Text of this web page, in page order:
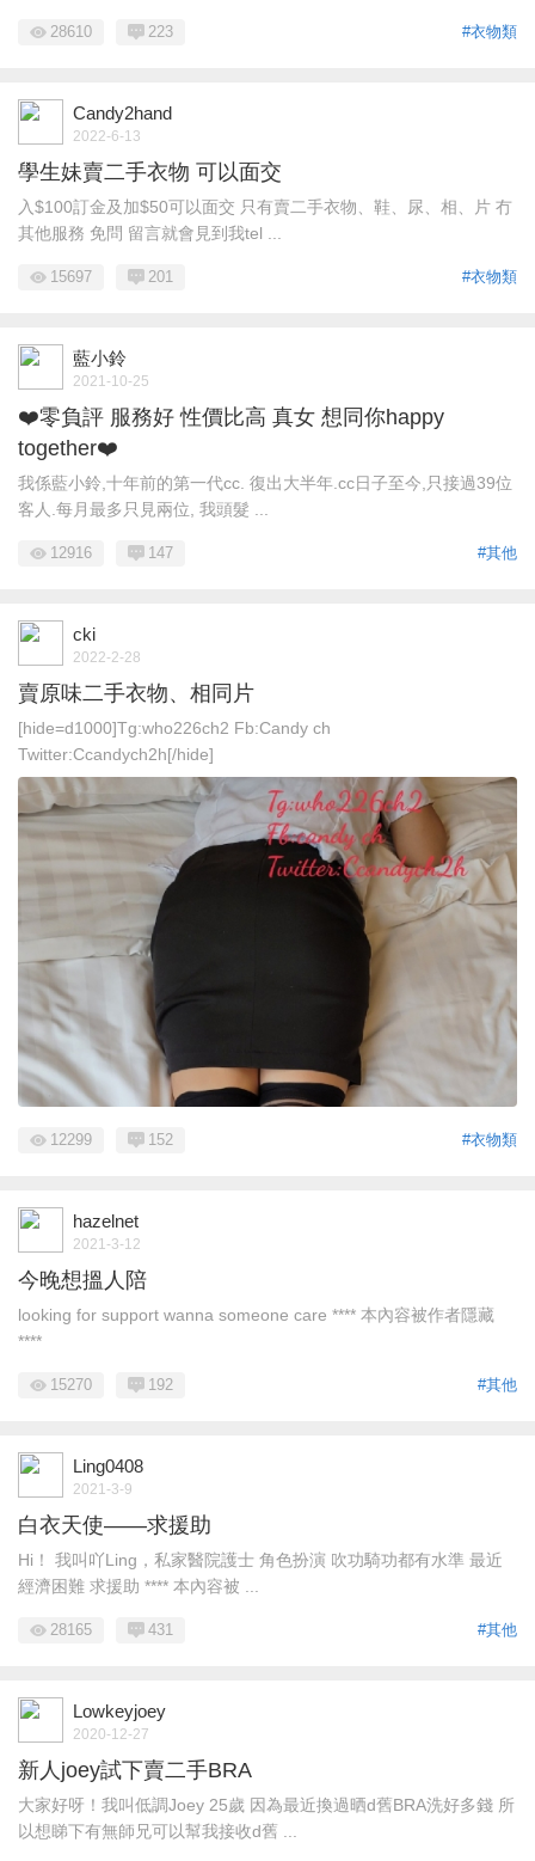
#衣物類
28610 223
Candy2hand
2022-6-13
學生妹賣二手衣物 可以面交
入$100訂金及加$50可以面交 只有賣二手衣物、鞋、尿、相、片 冇
其他服務 免問 留言就會見到我tel ...
#衣物類
15697 201
藍小鈴
2021-10-25
❤️零負評 服務好 性價比高 真女 想同你happy
together❤️
我係藍小鈴,十年前的第一代cc. 復出大半年.cc日子至今,只接過39位
客人.每月最多只見兩位, 我頭髮 ...
#其他
12916 147
cki
2022-2-28
賣原味二手衣物、相同片
[hide=d1000]Tg:who226ch2 Fb:Candy ch
Twitter:Ccandych2h[/hide]
#衣物類
12299 152
hazelnet
2021-3-12
今晚想搵人陪
looking for support wanna someone care **** 本內容被作者隱藏
****
#其他
15270 192
Ling0408
2021-3-9
白衣天使——求援助
Hi！ 我叫吖Ling，私家醫院護士 角色扮演 吹功騎功都有水準 最近
經濟困難 求援助 **** 本內容被 ...
#其他
28165 431
Lowkeyjoey
2020-12-27
新人joey試下賣二手BRA
大家好呀！我叫低調Joey 25歲 因為最近換過晒d舊BRA洗好多錢 所
以想睇下有無師兄可以幫我接收d舊 ...